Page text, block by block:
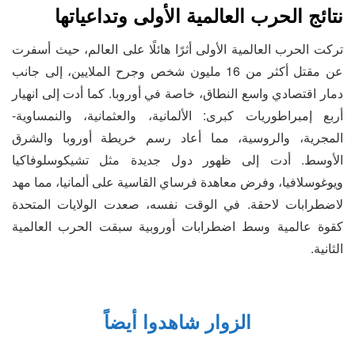
نتائج الحرب العالمية الأولى وتداعياتها
تركت الحرب العالمية الأولى أثرًا هائلًا على العالم، حيث أسفرت
عن مقتل أكثر من 16 مليون شخص وجرح الملايين، إلى جانب
دمار اقتصادي واسع النطاق، خاصة في أوروبا. كما أدت إلى انهيار
أربع إمبراطوريات كبرى: الألمانية، والعثمانية، والنمساوية-
المجرية، والروسية، مما أعاد رسم خريطة أوروبا والشرق
الأوسط. أدت إلى ظهور دول جديدة مثل تشيكوسلوفاكيا
ويوغوسلافيا، وفرض معاهدة فرساي القاسية على ألمانيا، مما مهد
لاضطرابات لاحقة. في الوقت نفسه، صعدت الولايات المتحدة
كقوة عالمية وسط اضطرابات أوروبية سبقت الحرب العالمية
الثانية.
الزوار شاهدوا أيضاً